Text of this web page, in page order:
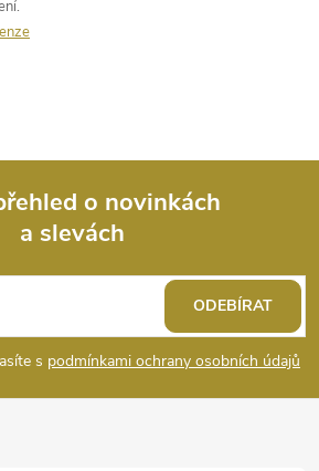
o novinkách
a slevách
s podmínkami ochrany osobních údajů
ODEBÍRAT